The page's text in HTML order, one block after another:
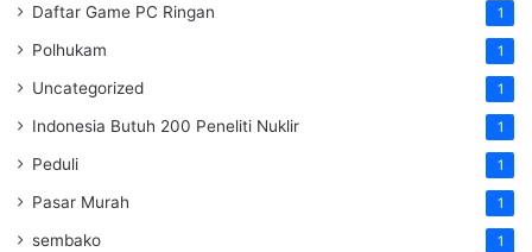
Daftar Game PC Ringan 1
Polhukam 1
Uncategorized 1
Indonesia Butuh 200 Peneliti Nuklir 1
Peduli 1
Pasar Murah 1
sembako 1